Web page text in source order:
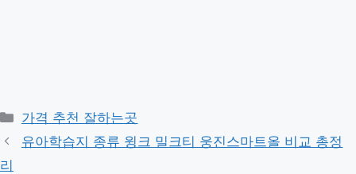
카
테
고
가격 추천 잘하는곳
유아학습지 종류 윙크 밀크티 웅진스마트올 비교 총정
리